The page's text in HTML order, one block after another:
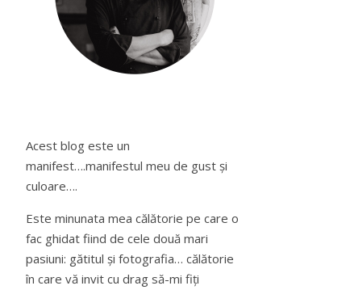
Acest blog este un
manifest….manifestul meu de gust și
culoare….
Este minunata mea călătorie pe care o
fac ghidat fiind de cele două mari
pasiuni: gătitul și fotografia… călătorie
în care vă invit cu drag să-mi fiți